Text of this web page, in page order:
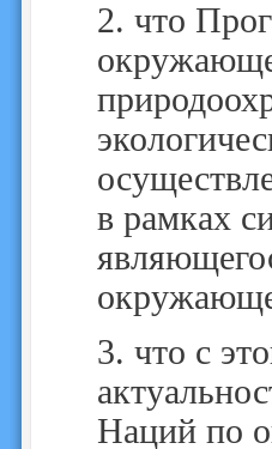
2. что
в рамках
3. что с
Наций по